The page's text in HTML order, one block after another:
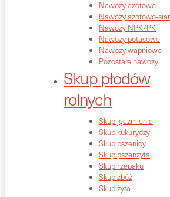
Nawozy azotowe
Nawozy azotowo-
Nawozy NPK/PK
Nawozy potasowe
Nawozy wapniowe
Pozostałe nawozy
Skup płodów
rolnych
Skup jęczmienia
Skup kukurydzy
Skup pszenicy
Skup pszenżyta
Skup rzepaku
Skup zbóż
Skup żyta